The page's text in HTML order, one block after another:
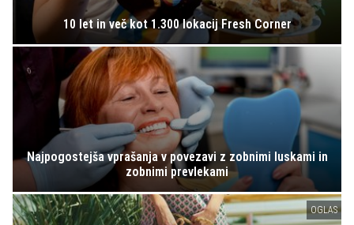
10 let in več kot 1.300 lokacij Fresh Corner
Najpogostejša vprašanja v povezavi z zobnimi luskami in
zobnimi prevlekami
OGLAS